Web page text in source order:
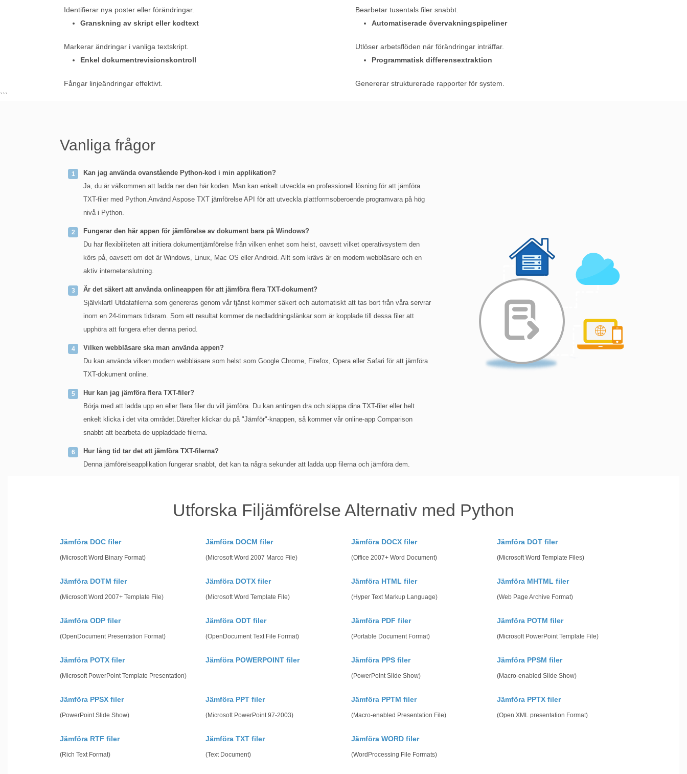
Identifierar nya poster eller förändringar.
Granskning av skript eller kodtext
Markerar ändringar i vanliga textskript.
Enkel dokumentrevisionskontroll
Fångar linjeändringar effektivt.
Bearbetar tusentals filer snabbt.
Automatiserade övervakningspipeliner
Utlöser arbetsflöden när förändringar inträffar.
Programmatisk differensextraktion
Genererar strukturerade rapporter för system.
```
Vanliga frågor
Kan jag använda ovanstående Python-kod i min applikation?
Ja, du är välkommen att ladda ner den här koden. Man kan enkelt utveckla en professionell lösning för att jämföra
TXT-filer med Python.Använd Aspose TXT jämförelse API för att utveckla plattformsoberoende programvara på hög
nivå i Python.
Fungerar den här appen för jämförelse av dokument bara på Windows?
Du har flexibiliteten att initiera dokumentjämförelse från vilken enhet som helst, oavsett vilket operativsystem den
körs på, oavsett om det är Windows, Linux, Mac OS eller Android. Allt som krävs är en modern webbläsare och en
aktiv internetanslutning.
Är det säkert att använda onlineappen för att jämföra flera TXT-dokument?
Självklart! Utdatafilerna som genereras genom vår tjänst kommer säkert och automatiskt att tas bort från våra servrar
inom en 24-timmars tidsram. Som ett resultat kommer de nedladdningslänkar som är kopplade till dessa filer att
upphöra att fungera efter denna period.
Vilken webbläsare ska man använda appen?
Du kan använda vilken modern webbläsare som helst som Google Chrome, Firefox, Opera eller Safari för att jämföra
TXT-dokument online.
Hur kan jag jämföra flera TXT-filer?
Börja med att ladda upp en eller flera filer du vill jämföra. Du kan antingen dra och släppa dina TXT-filer eller helt
enkelt klicka i det vita området.Därefter klickar du på "Jämför"-knappen, så kommer vår online-app Comparison
snabbt att bearbeta de uppladdade filerna.
Hur lång tid tar det att jämföra TXT-filerna?
Denna jämförelseapplikation fungerar snabbt, det kan ta några sekunder att ladda upp filerna och jämföra dem.
Utforska Filjämförelse Alternativ med Python
Jämföra DOC filer
(Microsoft Word Binary Format)
Jämföra DOCM filer
(Microsoft Word 2007 Marco File)
Jämföra DOCX filer
(Office 2007+ Word Document)
Jämföra DOT filer
(Microsoft Word Template Files)
Jämföra DOTM filer
(Microsoft Word 2007+ Template File)
Jämföra DOTX filer
(Microsoft Word Template File)
Jämföra HTML filer
(Hyper Text Markup Language)
Jämföra MHTML filer
(Web Page Archive Format)
Jämföra ODP filer
(OpenDocument Presentation Format)
Jämföra ODT filer
(OpenDocument Text File Format)
Jämföra PDF filer
(Portable Document Format)
Jämföra POTM filer
(Microsoft PowerPoint Template File)
Jämföra POTX filer
(Microsoft PowerPoint Template Presentation)
Jämföra POWERPOINT filer Jämföra PPS filer
(PowerPoint Slide Show)
Jämföra PPSM filer
(Macro-enabled Slide Show)
Jämföra PPSX filer
(PowerPoint Slide Show)
Jämföra PPT filer
(Microsoft PowerPoint 97-2003)
Jämföra PPTM filer
(Macro-enabled Presentation File)
Jämföra PPTX filer
(Open XML presentation Format)
Jämföra RTF filer
(Rich Text Format)
Jämföra TXT filer
(Text Document)
Jämföra WORD filer
(WordProcessing File Formats)